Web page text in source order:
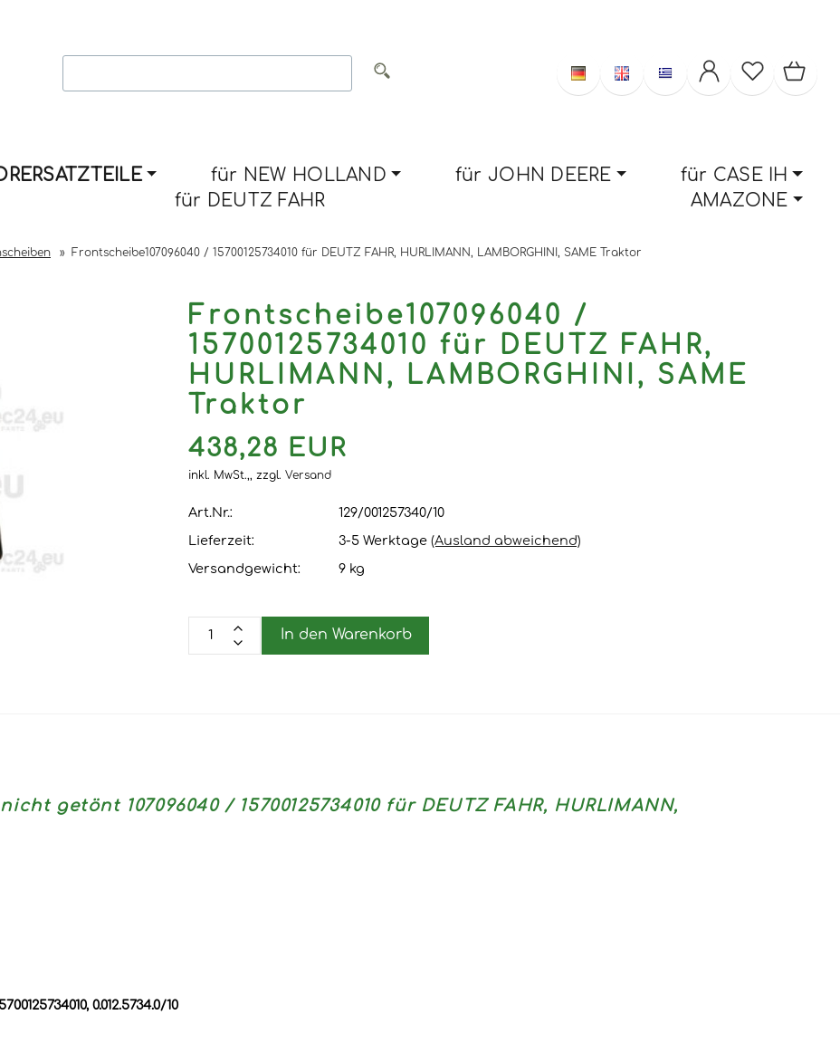
für NEW HOLLAND für JOHN DEERE
für CASE IH
für DEUTZ FAHR AMAZONE
» Frontscheibe107096040 / 15700125734010 für DEUTZ FAHR, HURLIMANN, LAMBORGHINI, SAME Traktor
Frontscheibe107096040 /
15700125734010 für DEUTZ FAHR,
HURLIMANN, LAMBORGHINI, SAME
Traktor
438,28 EUR
inkl. MwSt.,, zzgl. Versand
Art.Nr.:
129/001257340/10
Lieferzeit:
3-5 Werktage (Ausland abweichend)
Versandgewicht:
9 kg
In den Warenkorb
getönt 107096040 / 15700125734010 für DEUTZ FAHR, HURLIMANN,
0.012.5734.0/10